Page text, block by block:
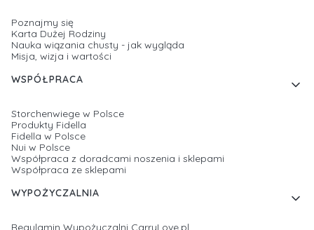
Poznajmy się
Karta Dużej Rodziny
Nauka wiązania chusty - jak wygląda
Misja, wizja i wartości
WSPÓŁPRACA
Storchenwiege w Polsce
Produkty Fidella
Fidella w Polsce
Nui w Polsce
Współpraca z doradcami noszenia i sklepami
Współpraca ze sklepami
WYPOŻYCZALNIA
Regulamin Wypożyczalni CarryLove.pl